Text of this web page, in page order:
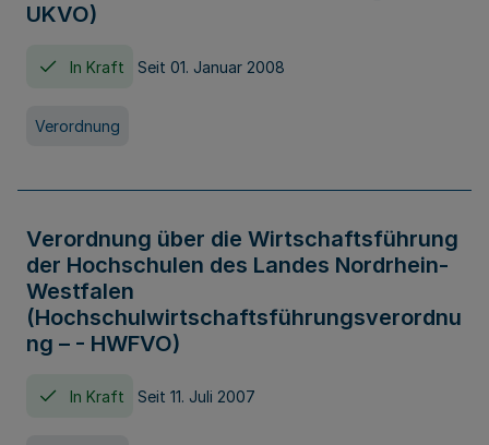
UKVO)
In Kraft Seit 01. Januar 2008
Verordnung
Verordnung über die Wirtschaftsführung
der Hochschulen des Landes Nordrhein-
Westfalen
(Hochschulwirtschaftsführungsverordnu
ng – - HWFVO)
In Kraft Seit 11. Juli 2007